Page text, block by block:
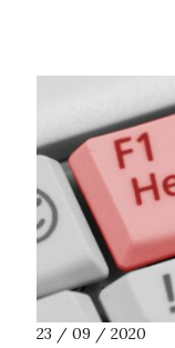
23 / 09 / 2020